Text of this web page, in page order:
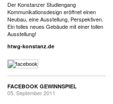
Der Konstanzer Studiengang
Kommunikationsdesign eröffnet einen
Neubau, eine Ausstellung, Perspektiven.
Ein tolles neues Gebäude mit einer tollen
Ausstellung!
htwg-konstanz.de
FACEBOOK GEWINNSPIEL
05. September 2011